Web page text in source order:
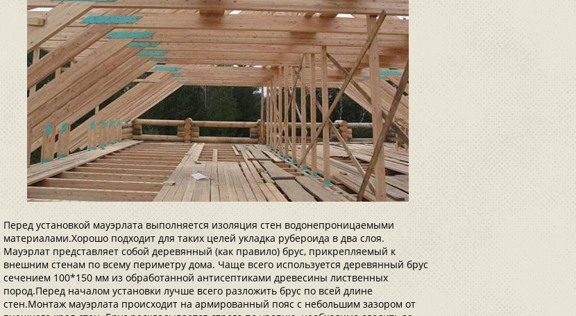
Перед установкой мауэрлата выполняется изоляция стен водонепроницаемыми
материалами.Хорошо подходит для таких целей укладка рубероида в два слоя.
Мауэрлат представляет собой деревянный (как правило) брус, прикрепляемый к
внешним стенам по всему периметру дома. Чаще всего используется деревянный брус
сечением 100*150 мм из обработанной антисептиками древесины лиственных
пород.Перед началом установки лучше всего разложить брус по всей длине
стен.Монтаж мауэрлата происходит на армированный пояс с небольшим зазором от